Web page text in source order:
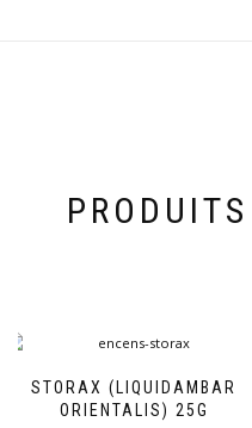
STORAX (LIQUIDAMBAR
ORIENTALIS) 25G